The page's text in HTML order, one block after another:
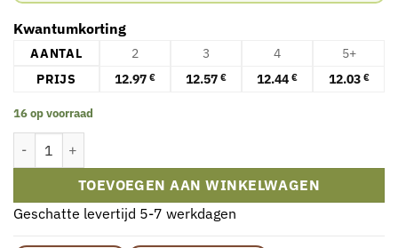
Kwantumkorting
AANTAL 2 3 4
5+
PRIJS
12.97 € 12.57 € 12.44 € 12.03 €
16 op voorraad
Nature's Way - Olijfblad Premium Extract (60 capsules) aantal
TOEVOEGEN AAN WINKELWAGEN
Geschatte levertijd 5-7 werkdagen